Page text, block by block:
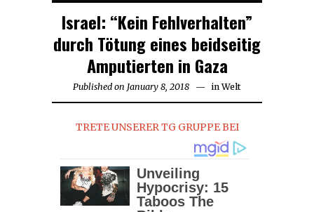
Israel: “Kein Fehlverhalten”
durch Tötung eines beidseitig
Amputierten in Gaza
Published on January 8, 2018 January
in Welt
TRETE UNSERER TG GRUPPE BEI